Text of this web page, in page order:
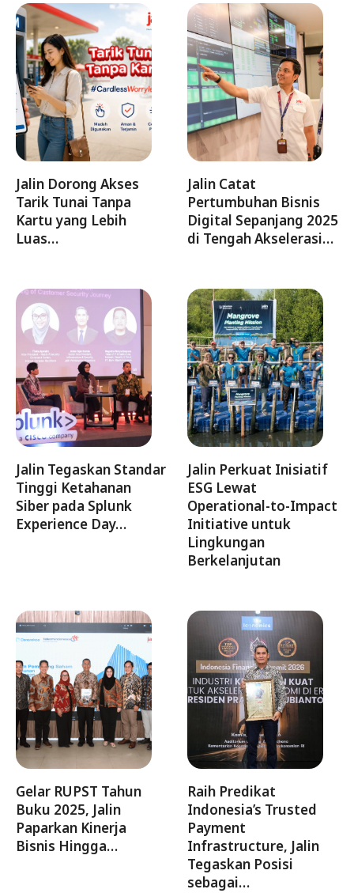
Jalin Dorong Akses
Tarik Tunai Tanpa
Kartu yang Lebih
Luas…
Jalin Catat
Pertumbuhan Bisnis
Digital Sepanjang 2025
di Tengah Akselerasi…
Jalin Tegaskan Standar
Tinggi Ketahanan
Siber pada Splunk
Experience Day…
Jalin Perkuat Inisiatif
ESG Lewat
Operational-to-Impact
Initiative untuk
Lingkungan
Berkelanjutan
Gelar RUPST Tahun
Buku 2025, Jalin
Paparkan Kinerja
Bisnis Hingga…
Raih Predikat
Indonesia’s Trusted
Payment
Infrastructure, Jalin
Tegaskan Posisi
sebagai…